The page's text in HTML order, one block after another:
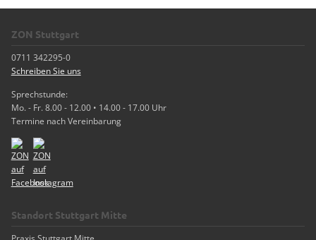
MÖGLICH!
ZON Stuttgart
0711 342295-0
Schreiben Sie uns
Sprechstunde:
Mo. - Fr. 8.00 - 12.00 • 14.00 - 17.00 Uhr
Termine nach Vereinbarung
Standort Stuttgart Mitte